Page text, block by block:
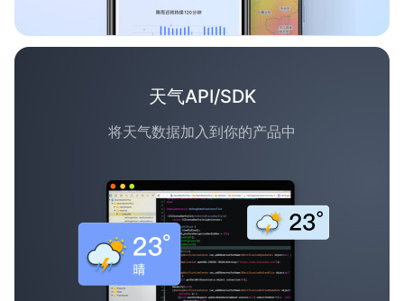
天气API/SDK
将天气数据加入到你的产品中